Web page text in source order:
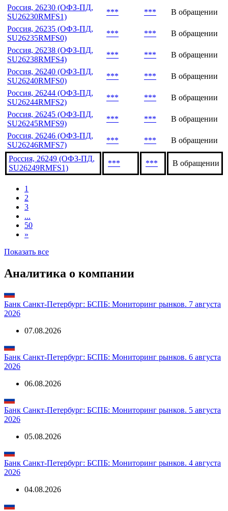
Россия, 26230 (ОФЗ-ПД,
SU26230RMFS1)
*** ***
В обращении
Россия, 26235 (ОФЗ-ПД,
SU26235RMFS0)
*** ***
В обращении
Россия, 26238 (ОФЗ-ПД,
SU26238RMFS4)
*** ***
В обращении
Россия, 26240 (ОФЗ-ПД,
SU26240RMFS0)
*** ***
В обращении
Россия, 26244 (ОФЗ-ПД,
SU26244RMFS2)
*** ***
В обращении
Россия, 26245 (ОФЗ-ПД,
SU26245RMFS9)
*** ***
В обращении
Россия, 26246 (ОФЗ-ПД,
SU26246RMFS7)
*** *** В обращении
Россия, 26249 (ОФЗ-ПД,
SU26249RMFS1)
*** *** В обращении
1
2
3
...
50
»
Показать все
Аналитика о компании
Банк Санкт-Петербург: БСПБ: Мониторинг рынков. 7 августа
2026
07.08.2026
Банк Санкт-Петербург: БСПБ: Мониторинг рынков. 6 августа
2026
06.08.2026
Банк Санкт-Петербург: БСПБ: Мониторинг рынков. 5 августа
2026
05.08.2026
Банк Санкт-Петербург: БСПБ: Мониторинг рынков. 4 августа
2026
04.08.2026